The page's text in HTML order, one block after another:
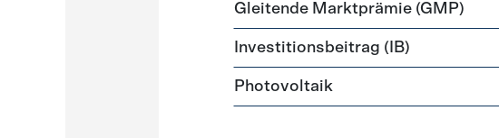
Gleitende Marktprämie (GMP)
Investitionsbeitrag (IB)
Photovoltaik